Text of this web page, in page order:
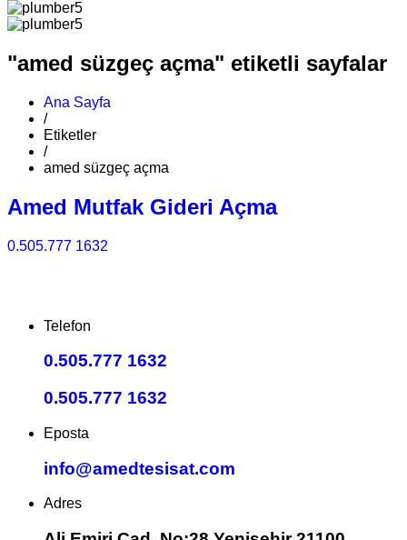
"amed süzgeç açma" etiketli sayfalar
Ana Sayfa
/
Etiketler
/
amed süzgeç açma
Amed Mutfak Gideri Açma
0.505.777 1632
Telefon
0.505.777 1632
0.505.777 1632
Eposta
info@amedtesisat.com
Adres